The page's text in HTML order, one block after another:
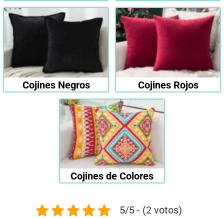
Cojines Negros Cojines Rojos
Cojines de Colores
5/5 - (2 votos)